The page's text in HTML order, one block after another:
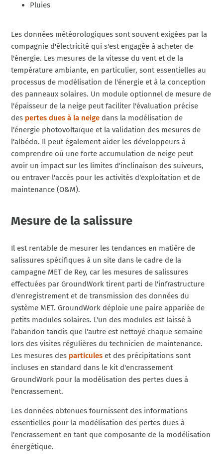
Pluies
Les données météorologiques sont souvent exigées par la
compagnie d'électricité qui s'est engagée à acheter de
l'énergie. Les mesures de la vitesse du vent et de la
température ambiante, en particulier, sont essentielles au
processus de modélisation de l'énergie et à la conception
des panneaux solaires. Un module optionnel de mesure de
l'épaisseur de la neige peut faciliter l'évaluation précise
des pertes dues à la neige dans la modélisation de
l'énergie photovoltaïque et la validation des mesures de
l'albédo. Il peut également aider les développeurs à
comprendre où une forte accumulation de neige peut
avoir un impact sur les limites d'inclinaison des suiveurs,
ou entraver l'accès pour les activités d'exploitation et de
maintenance (O&M).
Mesure de la salissure
Il est rentable de mesurer les tendances en matière de
salissures spécifiques à un site dans le cadre de la
campagne MET de Rey, car les mesures de salissures
effectuées par GroundWork tirent parti de l'infrastructure
d'enregistrement et de transmission des données du
système MET. GroundWork déploie une paire appariée de
petits modules solaires. L'un des modules est laissé à
l'abandon tandis que l'autre est nettoyé chaque semaine
lors des visites régulières du technicien de maintenance.
Les mesures des particules et des précipitations sont
incluses en standard dans le kit d'encrassement
GroundWork pour la modélisation des pertes dues à
l'encrassement.
Les données obtenues fournissent des informations
essentielles pour la modélisation des pertes dues à
l'encrassement en tant que composante de la modélisation
énergétique.